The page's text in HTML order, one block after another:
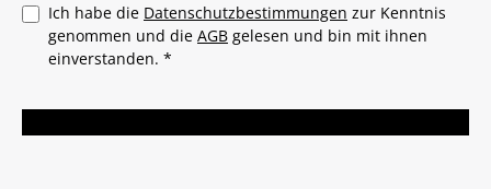
Ich habe die Datenschutzbestimmungen zur Kenntnis
genommen und die AGB gelesen und bin mit ihnen
einverstanden. *